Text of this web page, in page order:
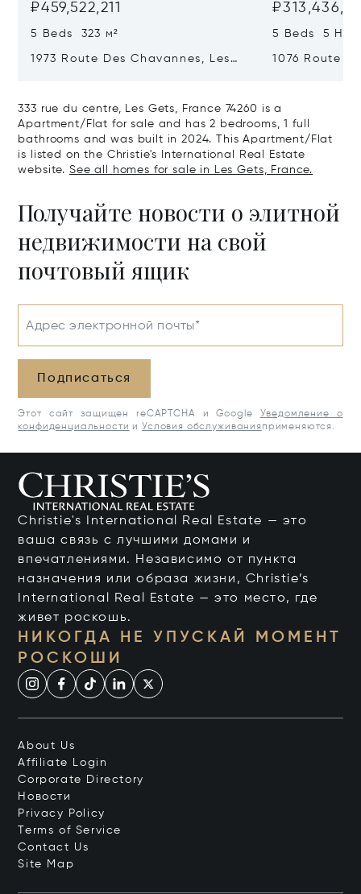
₽459,522,211
5 Beds 323 м²
1973 Route Des Chavannes, Les
5 Beds 5
1076 Route
333 rue du centre, Les Gets, France 74260 is a
Apartment/Flat for sale and has 2 bedrooms, 1 full
bathrooms and was built in 2024. This Apartment/Flat
is listed on the Christie's International Real Estate
website. See all homes for sale in Les Gets, France.
Получайте новости о элитной
недвижимости на свой
почтовый ящик
Адрес электронной почты*
Подписаться
Этот сайт защищен reCAPTCHA и Google
Уведомление о
конфиденциальности и Условия обслуживания применяются.
Christie's International Real Estate — это
ваша связь с лучшими домами и
впечатлениями. Независимо от пункта
назначения или образа жизни, Christie’s
International Real Estate — это место, где
живет роскошь.
НИКОГДА НЕ УПУСКАЙ МОМЕНТ
РОСКОШИ
About Us
Affiliate Login
Corporate Directory
Новости
Privacy Policy
Terms of Service
Contact Us
Site Map